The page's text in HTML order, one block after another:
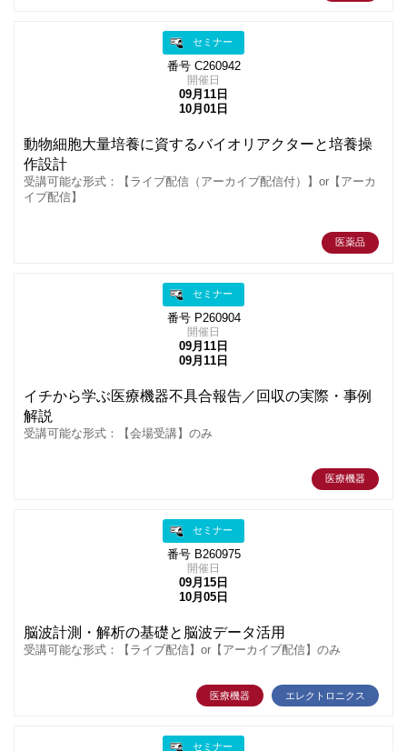
セミナー
番号 C260942
開催日
09月11日
10月01日
動物細胞大量培養に資するバイオリアクターと培養操
作設計
受講可能な形式：【ライブ配信（アーカイブ配信付）】or【アーカ
イブ配信】
医薬品
セミナー
番号 P260904
開催日
09月11日
09月11日
イチから学ぶ医療機器不具合報告／回収の実際・事例
解説
受講可能な形式：【会場受講】のみ
医療機器
セミナー
番号 B260975
開催日
09月15日
10月05日
脳波計測・解析の基礎と脳波データ活用
受講可能な形式：【ライブ配信】or【アーカイブ配信】のみ
医療機器 エレクトロニクス
セミナー